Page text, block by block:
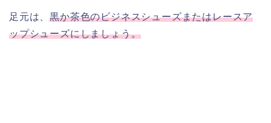
足元は、黒か茶色のビジネスシューズまたはレースア
ップシューズにしましょう。